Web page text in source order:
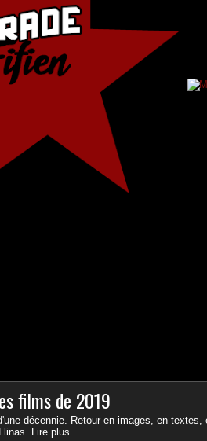
films de 2019
décennie. Retour en images, en
Lire plus